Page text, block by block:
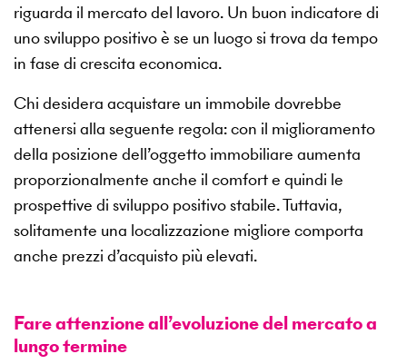
riguarda il mercato del lavoro. Un buon indicatore di
uno sviluppo positivo è se un luogo si trova da tempo
in fase di crescita economica.
Chi desidera acquistare un immobile dovrebbe
attenersi alla seguente regola: con il miglioramento
della posizione dell’oggetto immobiliare aumenta
proporzionalmente anche il comfort e quindi le
prospettive di sviluppo positivo stabile. Tuttavia,
solitamente una localizzazione migliore comporta
anche prezzi d’acquisto più elevati.
Fare attenzione all’evoluzione del mercato a
lungo termine